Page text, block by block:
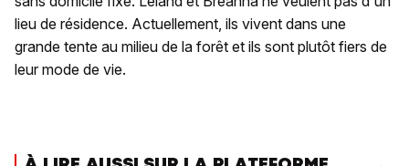
lieu de résidence. Actuellement, ils vivent dans une
grande tente au milieu de la forêt et ils sont plutôt fiers de
leur mode de vie.